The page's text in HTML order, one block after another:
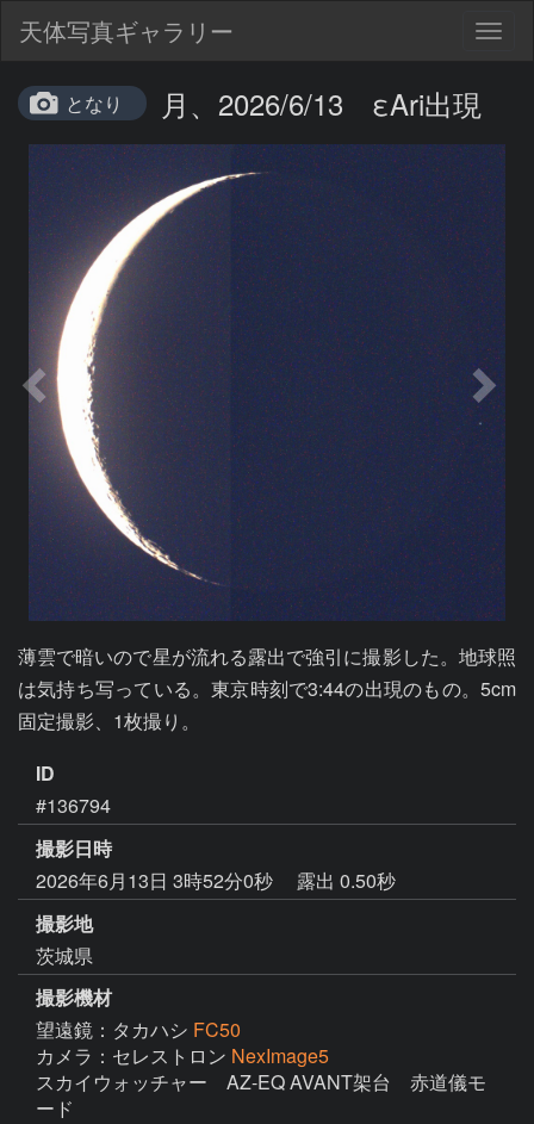
天体写真ギャラリー
となり 月、2026/6/13 εAri出現
薄雲で暗いので星が流れる露出で強引に撮影した。地球照
は気持ち写っている。東京時刻で3:44の出現のもの。5cm
固定撮影、1枚撮り。
ID
#136794
撮影日時
2026年6月13日 3時52分0秒
露出 0.50秒
撮影地
茨城県
撮影機材
望遠鏡：タカハシ FC50
カメラ：セレストロン NexImage5
スカイウォッチャー　AZ-EQ AVANT架台　赤道儀モ
ード